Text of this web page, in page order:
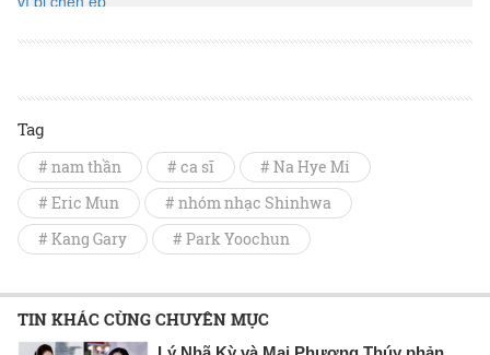
Tag
# nam thần # ca sĩ
# Na Hye Mi
# Eric Mun
# nhóm nhạc Shinhwa
# Kang Gary
# Park Yoochun
TIN KHÁC CÙNG CHUYÊN MỤC